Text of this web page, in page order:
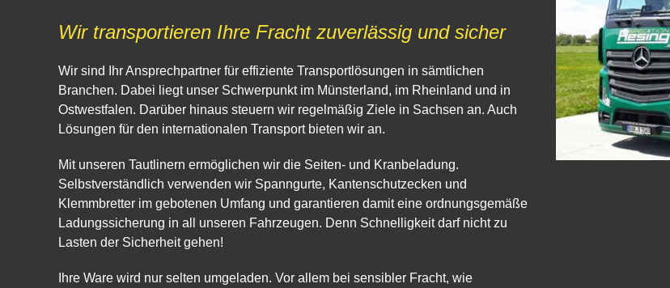
Wir transportieren Ihre Fracht zuverlässig und sicher
Wir sind Ihr Ansprechpartner für effiziente Transportlösungen in sämtlichen
Branchen. Dabei liegt unser Schwerpunkt im Münsterland, im Rheinland und in
Ostwestfalen. Darüber hinaus steuern wir regelmäßig Ziele in Sachsen an. Auch
Lösungen für den internationalen Transport bieten wir an.
Mit unseren Tautlinern ermöglichen wir die Seiten- und Kranbeladung.
Selbstverständlich verwenden wir Spanngurte, Kantenschutzecken und
Klemmbretter im gebotenen Umfang und garantieren damit eine ordnungsgemäße
Ladungssicherung in all unseren Fahrzeugen. Denn Schnelligkeit darf nicht zu
Lasten der Sicherheit gehen!
Ihre Ware wird nur selten umgeladen. Vor allem bei sensibler Fracht, wie